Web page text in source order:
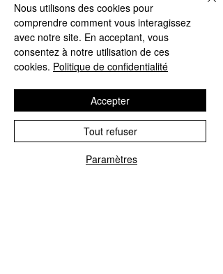
4,9/5
Offres et Services
A propos de nous
Protection des données
Mentions légales
Nous utilisons des cookies pour
comprendre comment vous interagissez
avec notre site. En acceptant, vous
consentez à notre utilisation de ces
cookies. Politique de confidentialité
Paramètres
Tout refuser
Accepter